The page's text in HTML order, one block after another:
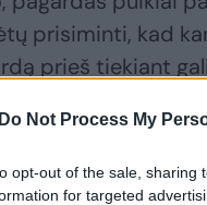
Do Not Process My
opt-out of the sale,
for targeted
prisiminti, kad
prieš tiekiant
tobulai suderės